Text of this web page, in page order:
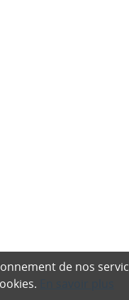
de nos